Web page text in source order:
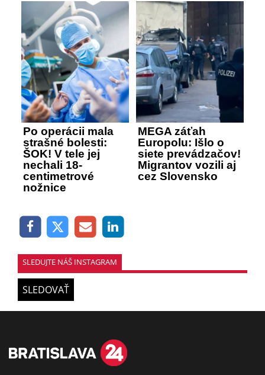
Po operácii mala
strašné bolesti:
ŠOK! V tele jej
nechali 18-
centimetrové
nožnice
MEGA záťah
Europolu: Išlo o
siete prevádzačov!
Migrantov vozili aj
cez Slovensko
SLEDUJTE NÁŠ INSTAGRAM
SLEDOVAŤ